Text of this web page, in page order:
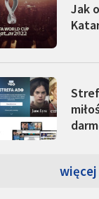
Jak
więcej